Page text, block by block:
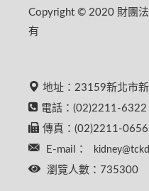
Copyright © 2020 財團
有
地址：23159新北市
電話：(02)2211-6322
傳真：(02)2211-0656
E-mail：
瀏覽人數：735300